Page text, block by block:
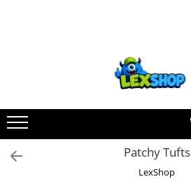
Board Games
Extensii boardgames
Card Games (jocuri cu carti)Patchy Tufts
LexShop